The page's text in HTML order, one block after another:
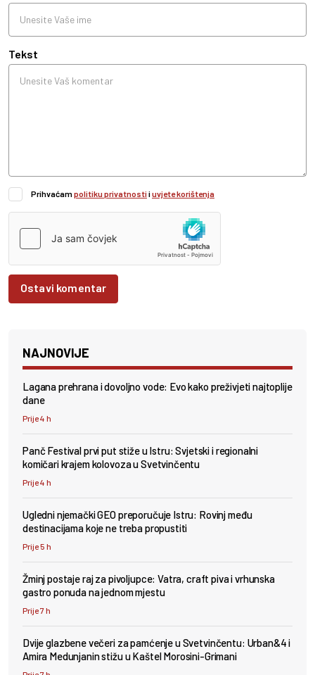
Tekst
Prihvaćampolitiku privatnostiiuvjete korištenja
Ostavi komentar
NAJNOVIJE
Lagana prehrana i dovoljno vode: Evo kako preživjeti najtoplije
dane
Prije 4 h
Panč Festival prvi put stiže u Istru: Svjetski i regionalni
komičari krajem kolovoza u Svetvinčentu
Prije 4 h
Ugledni njemački GEO preporučuje Istru: Rovinj među
destinacijama koje ne treba propustiti
Prije 5 h
Žminj postaje raj za pivoljupce: Vatra, craft piva i vrhunska
gastro ponuda na jednom mjestu
Prije 7 h
Dvije glazbene večeri za pamćenje u Svetvinčentu: Urban&4 i
Amira Medunjanin stižu u Kaštel Morosini-Grimani